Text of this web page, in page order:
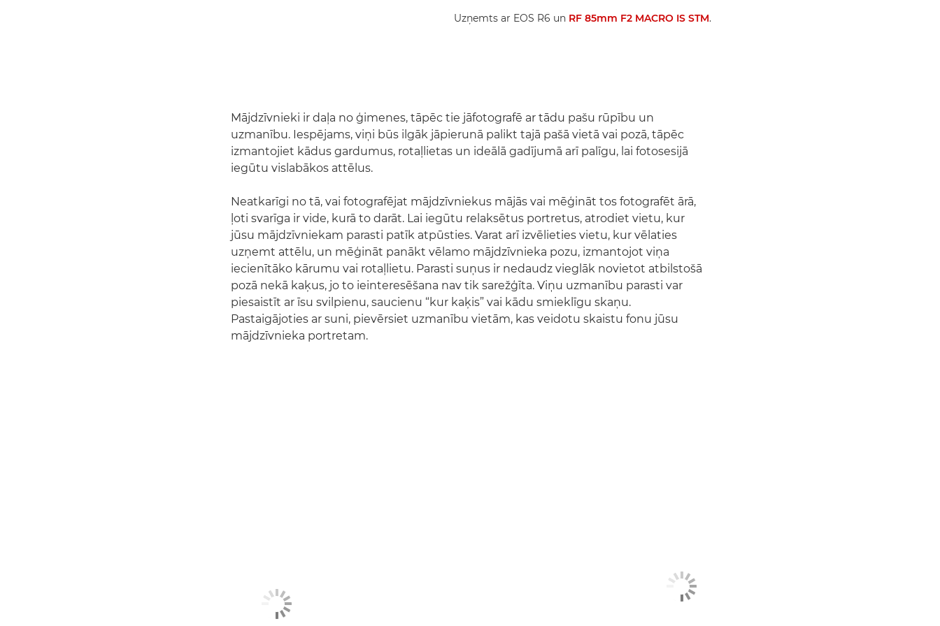
Uzņemts ar EOS R6 un RF 85mm F2 MACRO IS STM.
Mājdzīvnieki ir daļa no ģimenes, tāpēc tie jāfotografē ar tādu pašu rūpību un
uzmanību. Iespējams, viņi būs ilgāk jāpierunā palikt tajā pašā vietā vai pozā, tāpēc
izmantojiet kādus gardumus, rotaļlietas un ideālā gadījumā arī palīgu, lai fotosesijā
iegūtu vislabākos attēlus.
Neatkarīgi no tā, vai fotografējat mājdzīvniekus mājās vai mēģināt tos fotografēt ārā,
ļoti svarīga ir vide, kurā to darāt. Lai iegūtu relaksētus portretus, atrodiet vietu, kur
jūsu mājdzīvniekam parasti patīk atpūsties. Varat arī izvēlieties vietu, kur vēlaties
uzņemt attēlu, un mēģināt panākt vēlamo mājdzīvnieka pozu, izmantojot viņa
iecienītāko kārumu vai rotaļlietu. Parasti suņus ir nedaudz vieglāk novietot atbilstošā
pozā nekā kaķus, jo to ieinteresēšana nav tik sarežģīta. Viņu uzmanību parasti var
piesaistīt ar īsu svilpienu, saucienu “kur kaķis” vai kādu smieklīgu skaņu.
Pastaigājoties ar suni, pievērsiet uzmanību vietām, kas veidotu skaistu fonu jūsu
mājdzīvnieka portretam.